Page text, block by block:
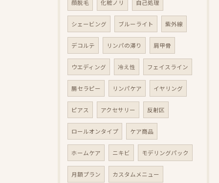
顔脱毛 化粧ノリ 自己処理
シェービング ブルーライト 紫外線
デコルテ リンパの滞り 肩甲骨
ウエディング 冷え性 フェイスライン
腸セラピー リンパケア イヤリング
ピアス アクセサリー 反射区
ロールオンタイプ ケア商品
ホームケア ニキビ モデリングパック
月額プラン カスタムメニュー